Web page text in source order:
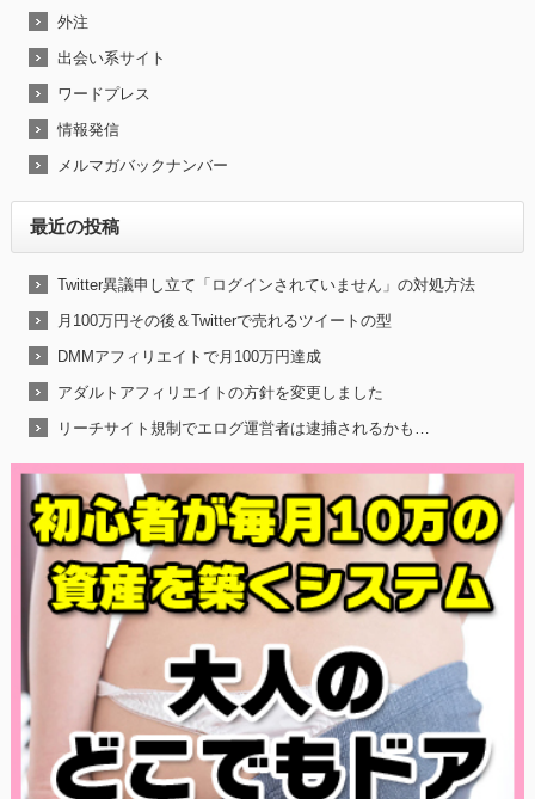
外注
出会い系サイト
ワードプレス
情報発信
メルマガバックナンバー
最近の投稿
Twitter異議申し立て「ログインされていません」の対処方法
月100万円その後＆Twitterで売れるツイートの型
DMMアフィリエイトで月100万円達成
アダルトアフィリエイトの方針を変更しました
リーチサイト規制でエログ運営者は逮捕されるかも…